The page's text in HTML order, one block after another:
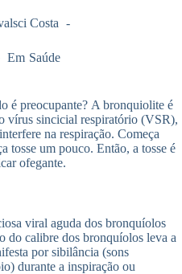
Costa
Em Saúde
é preocupante? A bronquiolite é
vírus sincicial respiratório (VSR),
na respiração. Começa
tosse um pouco. Então, a tosse é
ofegante.
viral aguda dos bronquíolos
do calibre dos bronquíolos leva a
por sibilância (sons
durante a inspiração ou